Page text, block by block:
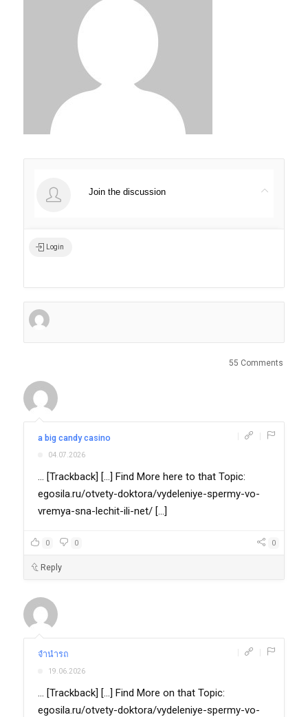
Join the discussion
Login
55 Comments
a big candy casino
04.07.2026
... [Trackback] [...] Find More here to that Topic:
egosila.ru/otvety-doktora/vydeleniye-spermy-vo-
vremya-sna-lechit-ili-net/ [...]
0 0 0
Reply
จำนำรถ
19.06.2026
... [Trackback] [...] Find More on that Topic:
egosila.ru/otvety-doktora/vydeleniye-spermy-vo-